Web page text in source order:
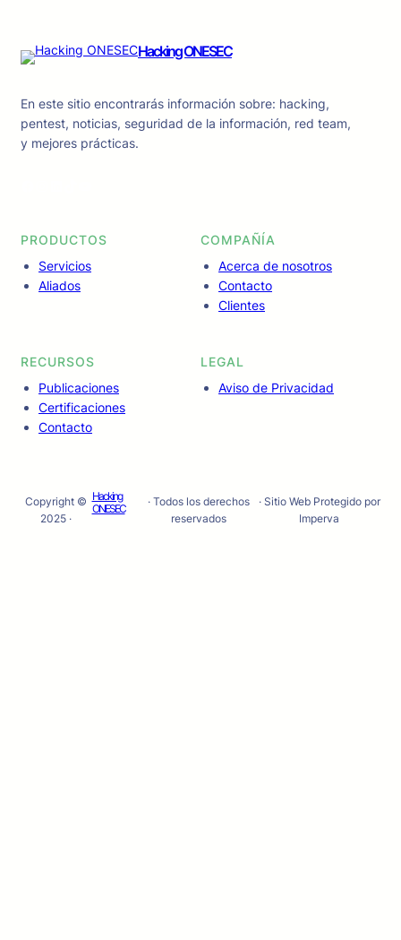
Hacking ONESEC
En este sitio encontrarás información sobre: hacking,
pentest, noticias, seguridad de la información, red team,
y mejores prácticas.
PRODUCTOS
Servicios
Aliados
COMPAÑÍA
Acerca de nosotros
Contacto
Clientes
RECURSOS
Publicaciones
Certificaciones
Contacto
LEGAL
Aviso de Privacidad
Copyright ©
2025 ·
Hacking
ONESEC
· Todos los derechos
reservados
· Sitio Web Protegido por
Imperva